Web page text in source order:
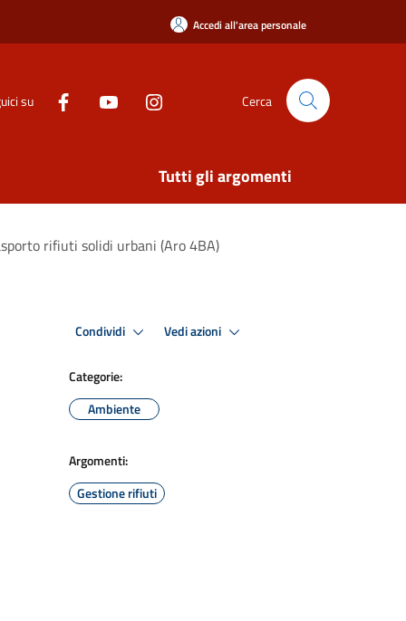
Accedi all'area personale
su Cerca
Tutti gli argomenti
rifiuti solidi urbani (Aro 4BA)
Condividi Vedi azioni
Categorie:
Ambiente
Argomenti:
Gestione rifiuti